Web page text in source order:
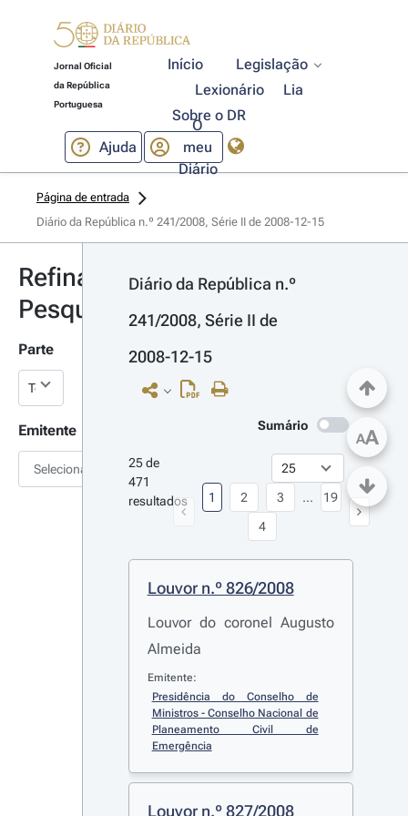
Jornal Oficial
da República
Portuguesa
Início
Legislação
Lexionário
Lia
Sobre o DR
Ajuda
O
meu
Diário
Página de entrada
Diário da República n.º 241/2008, Série II de 2008-12-15
Refinar
Pesquisa
Parte
Emitente
Selecionar
Diário da República n.º
241/2008, Série II de
2008-12-15
Sumário
25 de
471
resultados
1 2
3
4
... 19
Louvor n.º 826/2008
Louvor do coronel Augusto
Almeida
Emitente:
Presidência do Conselho de
Ministros - Conselho Nacional de
Planeamento Civil de
Emergência
Louvor n.º 827/2008
AA